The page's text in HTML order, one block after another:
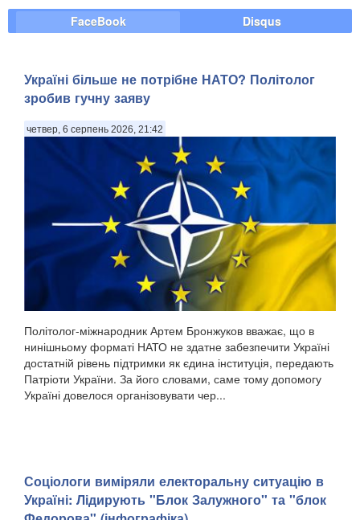
FaceBook Disqus
Україні більше не потрібне НАТО? Політолог
зробив гучну заяву
четвер, 6 серпень 2026, 21:42
Політолог-міжнародник Артем Бронжуков вважає, що в
нинішньому форматі НАТО не здатне забезпечити Україні
достатній рівень підтримки як єдина інституція, передають
Патріоти України. За його словами, саме тому допомогу
Україні довелося організовувати чер...
Соціологи виміряли електоральну ситуацію в
Україні: ​Лідирують "Блок Залужного" та "блок